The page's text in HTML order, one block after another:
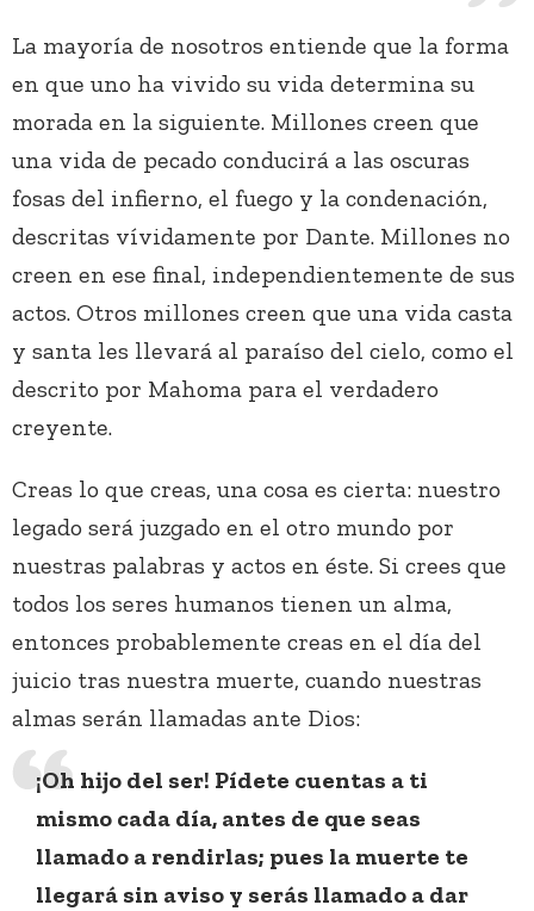
La mayoría de nosotros entiende que la forma
en que uno ha vivido su vida determina su
morada en la siguiente. Millones creen que
una vida de pecado conducirá a las oscuras
fosas del infierno, el fuego y la condenación,
descritas vívidamente por Dante. Millones no
creen en ese final, independientemente de sus
actos. Otros millones creen que una vida casta
y santa les llevará al paraíso del cielo, como el
descrito por Mahoma para el verdadero
creyente.
Creas lo que creas, una cosa es cierta: nuestro
legado será juzgado en el otro mundo por
nuestras palabras y actos en éste. Si crees que
todos los seres humanos tienen un alma,
entonces probablemente creas en el día del
juicio tras nuestra muerte, cuando nuestras
almas serán llamadas ante Dios:
¡Oh hĳo del ser! Pídete cuentas a ti
mismo cada día, antes de que seas
llamado a rendirlas; pues la muerte te
llegará sin aviso y serás llamado a dar